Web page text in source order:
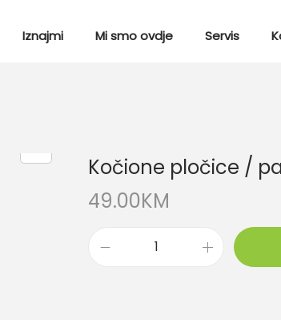
Iznajmi Mi smo ovdje Servis
Kočione pločice /
49.00KM